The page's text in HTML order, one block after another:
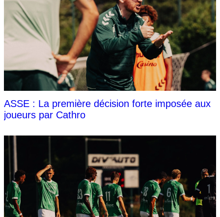
ASSE : La première décision forte imposée aux
joueurs par Cathro